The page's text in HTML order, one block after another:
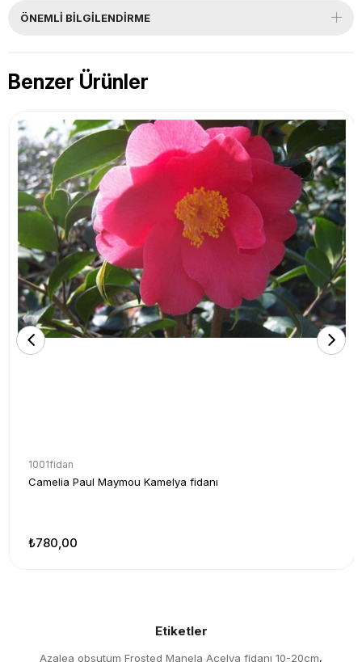
ÖNEMLI BILGILENDIRME
Benzer Ürünler
1001fidan
Camelia Paul Maymou Kamelya fidanı
₺780,00
Etiketler
Azalea obsutum Frosted Manela Açelya fidanı 10-20cm,